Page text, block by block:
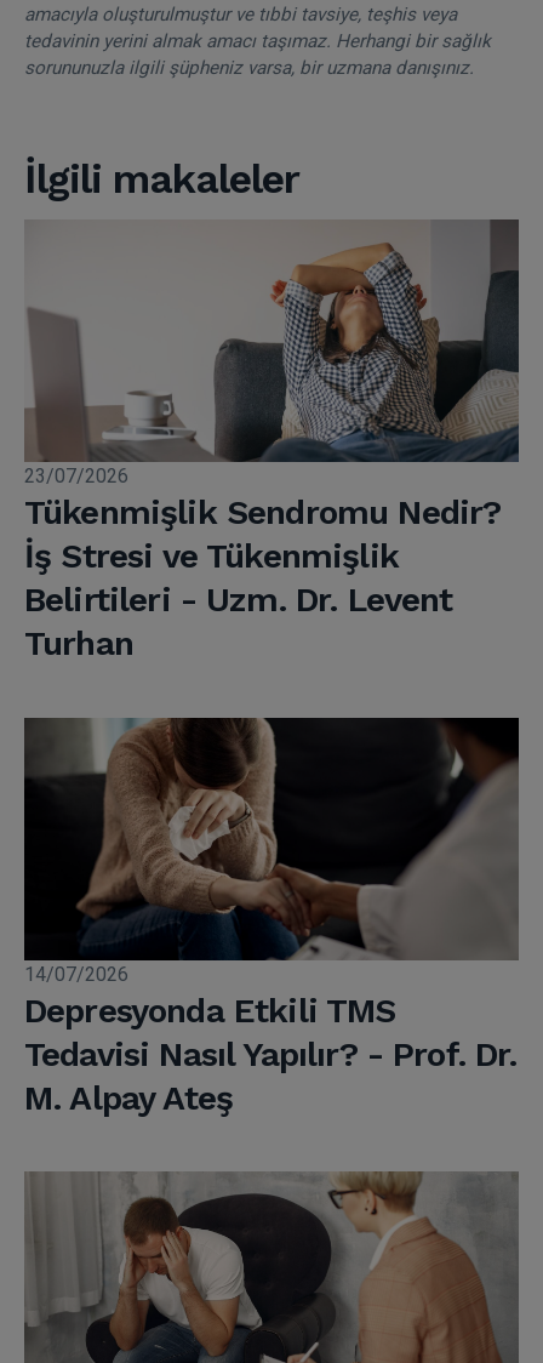
amacıyla oluşturulmuştur ve tıbbi tavsiye, teşhis veya
tedavinin yerini almak amacı taşımaz. Herhangi bir sağlık
sorununuzla ilgili şüpheniz varsa, bir uzmana danışınız.
İlgili makaleler
23/07/2026
Tükenmişlik Sendromu Nedir?
İş Stresi ve Tükenmişlik
Belirtileri - Uzm. Dr. Levent
Turhan
14/07/2026
Depresyonda Etkili TMS
Tedavisi Nasıl Yapılır? - Prof. Dr.
M. Alpay Ateş